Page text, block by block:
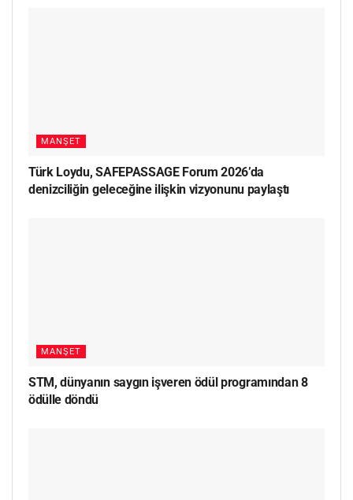
MANŞET
Türk Loydu, SAFEPASSAGE Forum 2026’da
denizciliğin geleceğine ilişkin vizyonunu paylaştı
MANŞET
STM, dünyanın saygın işveren ödül programından 8
ödülle döndü